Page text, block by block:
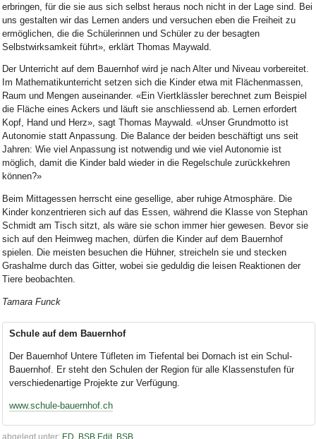
erbringen, für die sie aus sich selbst heraus noch nicht in der Lage sind. Bei
uns gestalten wir das Lernen anders und versuchen eben die Freiheit zu
ermöglichen, die die Schülerinnen und Schüler zu der besagten
Selbstwirksamkeit führt», erklärt Thomas Maywald.
Der Unterricht auf dem Bauernhof wird je nach Alter und Niveau vorbereitet.
Im Mathematikunterricht setzen sich die Kinder etwa mit Flächenmassen,
Raum und Mengen auseinander. «Ein Viertklässler berechnet zum Beispiel
die Fläche eines Ackers und läuft sie anschliessend ab. Lernen erfordert
Kopf, Hand und Herz», sagt Thomas Maywald. «Unser Grundmotto ist
Autonomie statt Anpassung. Die Balance der beiden beschäftigt uns seit
Jahren: Wie viel Anpassung ist notwendig und wie viel Autonomie ist
möglich, damit die Kinder bald wieder in die Regelschule zurückkehren
können?»
Beim Mittagessen herrscht eine gesellige, aber ruhige Atmosphäre. Die
Kinder konzentrieren sich auf das Essen, während die Klasse von Stephan
Schmidt am Tisch sitzt, als wäre sie schon immer hier gewesen. Bevor sie
sich auf den Heimweg machen, dürfen die Kinder auf dem Bauernhof
spielen. Die meisten besuchen die Hühner, streicheln sie und stecken
Grashalme durch das Gitter, wobei sie geduldig die leisen Reaktionen der
Tiere beobachten.
Tamara Funck
Schule auf dem Bauernhof
Der Bauernhof Untere Tüfleten im Tiefental bei Dornach ist ein Schul-
Bauernhof. Er steht den Schulen der Region für alle Klassenstufen für
verschiedenartige Projekte zur Verfügung.
www.schule-bauernhof.ch
abgelegt unter: ED BSB Edit, BSB